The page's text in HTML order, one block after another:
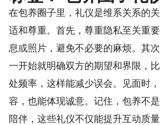
在包养圈子里，礼仪是维系关系的
适和尊重。首先，尊重隐私至关重
息或照片，避免不必要的麻烦。其
一开始就明确双方的期望和界限，
处频率，这样能减少误会。见面时
容，也能体现诚意。记住，包养不
陪伴，这些礼仪不仅能提升互动质